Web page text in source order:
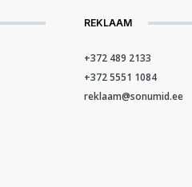
REKLAAM
+372 489 2133
+372 5551 1084
reklaam@sonumid.ee